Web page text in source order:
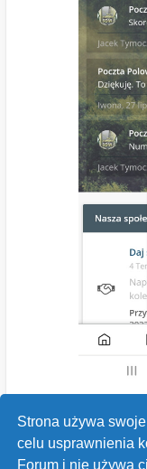
Strona używa
celu usprawnienia
Forum i nie używa